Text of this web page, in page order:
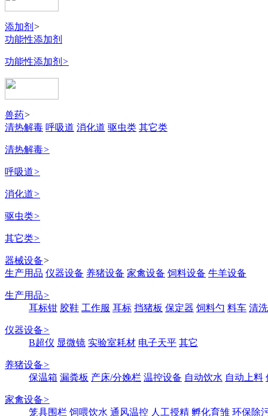
添加剂 >
功能性添加剂
功能性添加剂 >
兽药>
清热解毒 呼吸道 消化道 驱虫类 其它类
清热解毒>
呼吸道>
消化道>
驱虫类>
其它类>
器械设备>
生产用品 仪器设备 养猪设备 家禽设备 饲料设备 牛羊设备
生产用品>
耳标钳 胶鞋 工作服 耳标 挡猪板 保定器 饲料勺 料车 清
仪器设备>
B超仪 显微镜 实验室耗材 电子天平 其它
养猪设备>
保温箱 漏粪板 产床/分娩栏 温控设备 自动饮水 自动上料
家禽设备>
笼具围栏 饲喂饮水 通风温控 人工授精 孵化育雏 环保除